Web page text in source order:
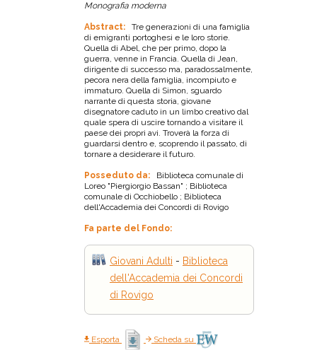
Monografia moderna
Abstract:
Tre generazioni di una famiglia
di emigranti portoghesi e le loro storie.
Quella di Abel, che per primo, dopo la
guerra, venne in Francia. Quella di Jean,
dirigente di successo ma, paradossalmente,
pecora nera della famiglia, incompiuto e
immaturo. Quella di Simon, sguardo
narrante di questa storia, giovane
disegnatore caduto in un limbo creativo dal
quale spera di uscire tornando a visitare il
paese dei propri avi. Troverà la forza di
guardarsi dentro e, scoprendo il passato, di
tornare a desiderare il futuro.
Posseduto da:
Biblioteca comunale di
Loreo "Piergiorgio Bassan" ; Biblioteca
comunale di Occhiobello ; Biblioteca
dell'Accademia dei Concordi di Rovigo
Fa parte del Fondo:
Giovani Adulti - Biblioteca
dell'Accademia dei Concordi
di Rovigo
Esporta Scheda su